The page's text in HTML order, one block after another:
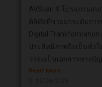
AVScan X โปรแกรมส
ดิจิทัลที่ช่วยยกระดับกา
Digital Transformation
ประสิทธิภาพถือเป็นหัว
ว่าจะเป็นเอกสารทาง
Read More